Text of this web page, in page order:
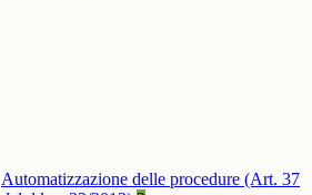
Automatizzazione delle procedure (Art. 37